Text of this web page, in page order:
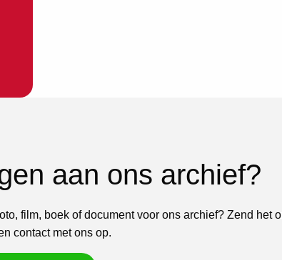
aan ons archief?
film, boek of document voor ons archief? Zend het
contact met ons op.